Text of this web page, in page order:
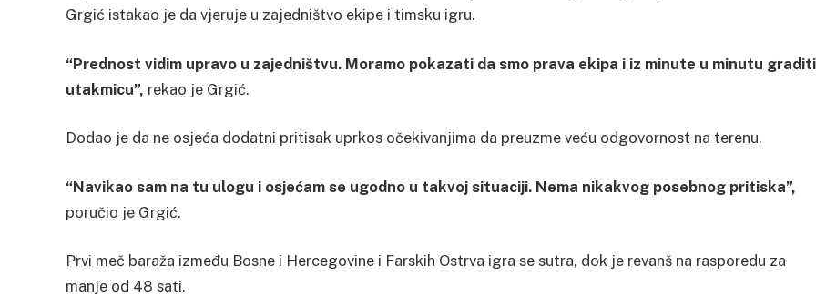
Grgić istakao je da vjeruje u zajedništvo ekipe i timsku igru.
“Prednost vidim upravo u zajedništvu. Moramo pokazati da smo prava ekipa i iz minute u minutu graditi
utakmicu”, rekao je Grgić.
Dodao je da ne osjeća dodatni pritisak uprkos očekivanjima da preuzme veću odgovornost na terenu.
“Navikao sam na tu ulogu i osjećam se ugodno u takvoj situaciji. Nema nikakvog posebnog pritiska”,
poručio je Grgić.
Prvi meč baraža između Bosne i Hercegovine i Farskih Ostrva igra se sutra, dok je revanš na rasporedu za
manje od 48 sati.